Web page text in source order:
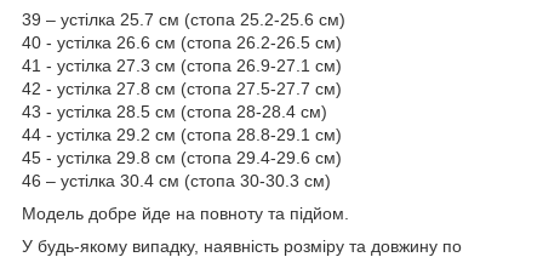
39 – устілка 25.7 см (стопа 25.2-25.6 см)
40 - устілка 26.6 см (стопа 26.2-26.5 см)
41 - устілка 27.3 см (стопа 26.9-27.1 см)
42 - устілка 27.8 см (стопа 27.5-27.7 см)
43 - устілка 28.5 см (стопа 28-28.4 см)
44 - устілка 29.2 см (стопа 28.8-29.1 см)
45 - устілка 29.8 см (стопа 29.4-29.6 см)
46 – устілка 30.4 см (стопа 30-30.3 см)
Модель добре йде на повноту та підйом.
У будь-якому випадку, наявність розміру та довжину по